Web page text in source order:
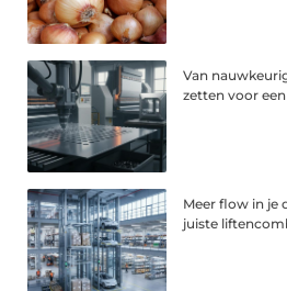
Van
zetten voor
Meer flow in je
juiste